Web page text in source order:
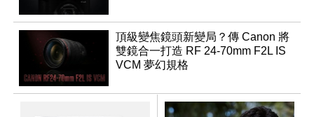
頂級變焦鏡頭新變局？傳 Canon 將
雙鏡合一打造 RF 24-70mm F2L IS
VCM 夢幻規格